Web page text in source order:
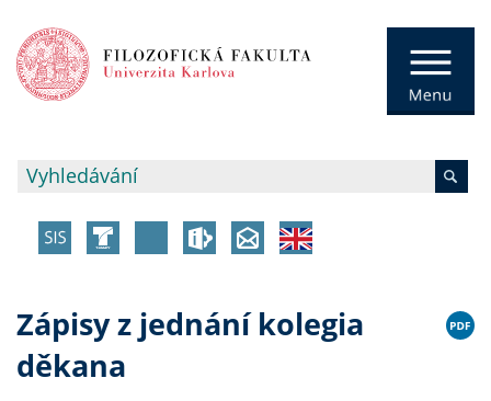
Zápisy z jednání kolegia
děkana